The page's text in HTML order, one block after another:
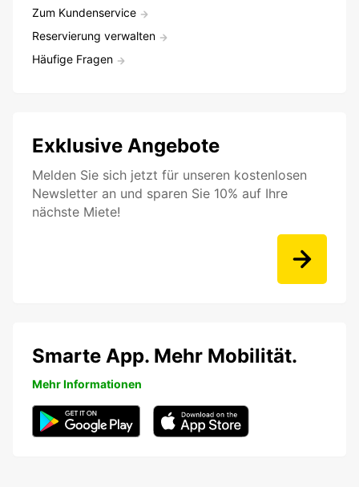
Zum Kundenservice
Reservierung verwalten
Häufige Fragen
Exklusive Angebote
Melden Sie sich jetzt für unseren kostenlosen
Newsletter an und sparen Sie 10% auf Ihre
nächste Miete!
Smarte App. Mehr Mobilität.
Mehr Informationen